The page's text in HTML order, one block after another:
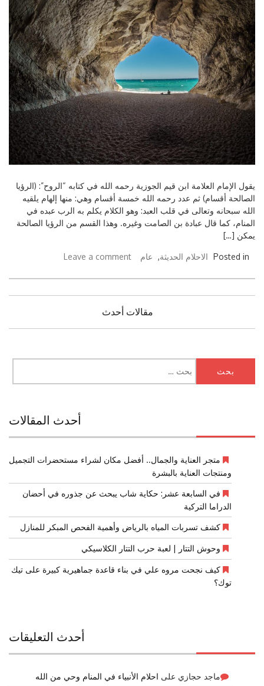
يقول الإمام العلامة ابن قيم الجوزية رحمه الله في كتابه “الروح”: (الرؤيا
الصالحة أقسام) ثم عدد رحمه الله خمسة أقسام وهي: منها إلهام يلقيه
الله سبحانه وتعالى في قلب العبد: وهو الكلام يكلم به الرب عبده في
المنام، كما قال عبادة بن الصامت وغيره. وهذا القسم من الرؤيا الصالحة
يمكن […]
Posted in الاحلام الحديثة, عام Leave a comment
مقالات أحدث
عن:
أحدث المقالات
متجر العناية والجمال.. أفضل مكان لشراء مستحضرات التجميل
ومنتجات العناية بالبشرة
في السابعة عشر: حكاية شاب يبحث عن جذوره في أحضان
الدراما التركية
كشف تسربات المياه بالرياض وأهمية الفحص المبكر للمنازل
وحوش التتار | لعبة حرب التتار الكلاسيكي
كيف نجحت مروه علي في بناء قاعدة جماهيرية كبيرة على تيك
توك؟
أحدث التعليقات
ماجد حجازي على احلام الأنبياء في المنام وحي من الله